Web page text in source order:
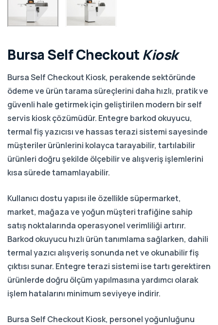
Bursa SelfCheckout Kiosk
Bursa Self Checkout Kiosk, perakende sektöründe
ödeme ve ürün tarama süreçlerini daha hızlı, pratik ve
güvenli hale getirmek için geliştirilen modern bir self
servis kiosk çözümüdür. Entegre barkod okuyucu,
termal fiş yazıcısı ve hassas terazi sistemi sayesinde
müşteriler ürünlerini kolayca tarayabilir, tartılabilir
ürünleri doğru şekilde ölçebilir ve alışveriş işlemlerini
kısa sürede tamamlayabilir.
Kullanıcı dostu yapısı ile özellikle süpermarket,
market, mağaza ve yoğun müşteri trafiğine sahip
satış noktalarında operasyonel verimliliği artırır.
Barkod okuyucu hızlı ürün tanımlama sağlarken, dahili
termal yazıcı alışveriş sonunda net ve okunabilir fiş
çıktısı sunar. Entegre terazi sistemi ise tartı gerektiren
ürünlerde doğru ölçüm yapılmasına yardımcı olarak
işlem hatalarını minimum seviyeye indirir.
Bursa Self Checkout Kiosk, personel yoğunluğunu